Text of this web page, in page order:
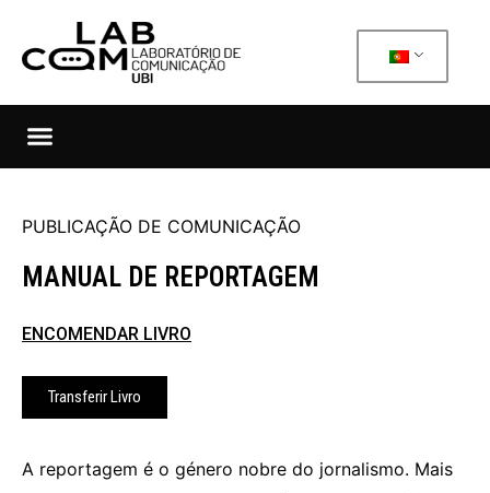
PUBLICAÇÃO DE COMUNICAÇÃO
MANUAL DE REPORTAGEM
ENCOMENDAR LIVRO
Transferir Livro
A reportagem é o género nobre do jornalismo. Mais